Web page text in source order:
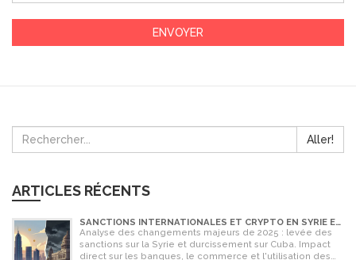
Aller!
ARTICLES RÉCENTS
SANCTIONS INTERNATIONALES ET CRYPTO EN SYRIE ET
CUBA : L'IMPACT MAJEUR DE 2025
Analyse des changements majeurs de 2025 : levée des
sanctions sur la Syrie et durcissement sur Cuba. Impact
direct sur les banques, le commerce et l'utilisation des